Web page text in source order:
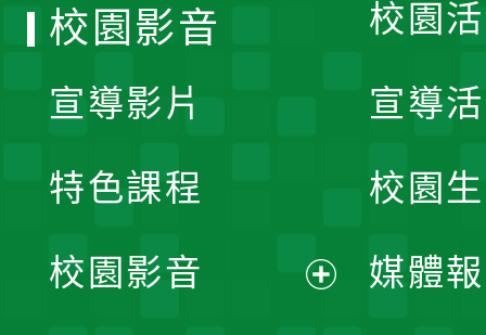
校園
宣導
校園
媒體
校園影音
宣導影片
特色課程
校園影音